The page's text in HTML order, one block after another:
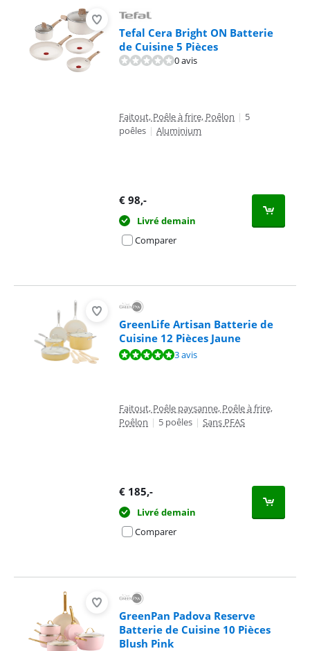
Tefal Cera Bright ON Batterie
de Cuisine 5 Pièces
0 avis
Faitout, Poêle à frire, Poêlon | 5
poêles | Aluminium
€ 98,-
Livré demain
Comparer
GreenLife Artisan Batterie de
Cuisine 12 Pièces Jaune
La note est de 10 sur 10, basée sur 3 avis.3 avis
Faitout, Poêle paysanne, Poêle à frire,
Poêlon | 5 poêles | Sans PFAS
€ 185,-
Livré demain
Comparer
GreenPan Padova Reserve
Batterie de Cuisine 10 Pièces
Blush Pink